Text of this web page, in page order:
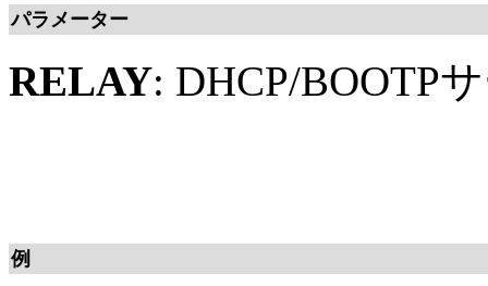
パラメーター
RELAY: DHCP/BOOTP
例